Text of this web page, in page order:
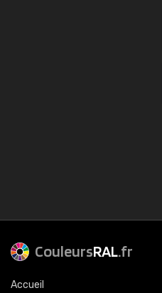
CouleursRAL.fr
Accueil